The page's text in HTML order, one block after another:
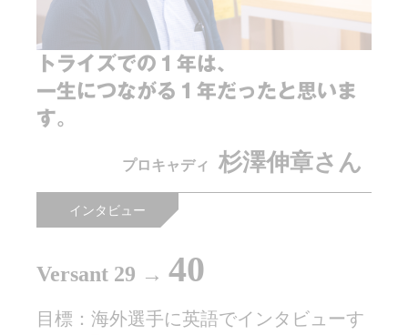
トライズでの１年は、
一生につながる１年だったと思いま
す。
プロキャディ 杉澤伸章さん
インタビュー
Versant 29 → 40
目標：海外選手に英語でインタビューす